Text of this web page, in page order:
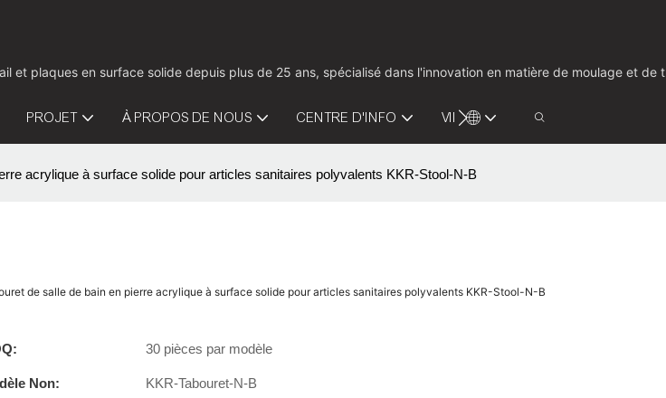
et plaques en surface solide depuis plus de 25 ans, spécialisé dans l'innovation en matière de moulage et de
PROJET À PROPOS DE NOUS CENTRE D'INFO VIDÉO CONTACTEZ-NOUS
acrylique à surface solide pour articles sanitaires polyvalents KKR-Stool-N-B
de salle de bain en pierre acrylique à surface solide pour articles sanitaires polyvalents KKR-Stool-N-B
30 pièces par modèle
Non: KKR-Tabouret-N-B